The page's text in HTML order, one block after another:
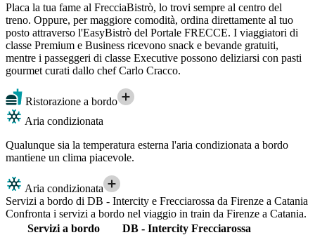
Placa la tua fame al FrecciaBistrò, lo trovi sempre al centro del
treno. Oppure, per maggiore comodità, ordina direttamente al tuo
posto attraverso l'EasyBistrò del Portale FRECCE. I viaggiatori di
classe Premium e Business ricevono snack e bevande gratuiti,
mentre i passeggeri di classe Executive possono deliziarsi con pasti
gourmet curati dallo chef Carlo Cracco.
Ristorazione a bordo
Aria condizionata
Qualunque sia la temperatura esterna l'aria condizionata a bordo
mantiene un clima piacevole.
Aria condizionata
Servizi a bordo di DB - Intercity e Frecciarossa da Firenze a Catania
Confronta i servizi a bordo nel viaggio in train da Firenze a Catania.
Servizi a bordo
DB - Intercity Frecciarossa